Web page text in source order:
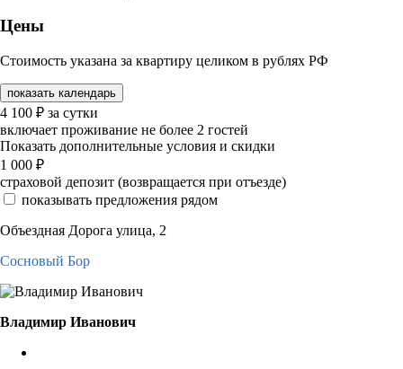
Цены
Стоимость указана за квартиру целиком в рублях РФ
показать календарь
4 100 ₽ за сутки
включает проживание не более 2 гостей
Показать дополнительные условия и скидки
1 000 ₽
страховой депозит (возвращается при отъезде)
показывать предложения рядом
Объездная Дорога улица, 2
Сосновый Бор
Владимир Иванович